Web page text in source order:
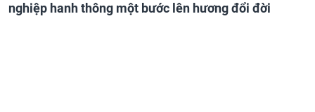
nghiệp hanh thông một bước lên hương đổi đời